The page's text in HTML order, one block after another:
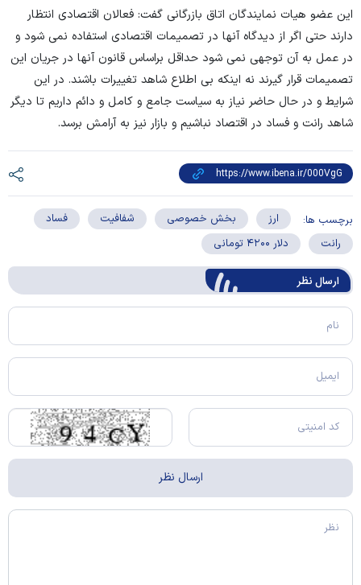
این عضو هیات نمایندگان اتاق بازرگانی گفت: فعالان اقتصادی انتظار
دارند حتی اگر از دیدگاه آنها در تصمیمات اقتصادی استفاده نمی شود و
در عمل به آن توجهی نمی شود حداقل براساس قانون آنها در جریان این
تصمیمات قرار گیرند نه اینکه بی اطلاع شاهد تغییرات باشند. در این
شرایط و در حال حاضر نیاز به سیاست جامع و کامل و دائم داریم تا دیگر
شاهد رانت و فساد در اقتصاد نباشیم و بازار نیز به آرامش برسد.
برچسب ها: ارز بخش خصوصی شفافیت
فساد
رانت
دلار ۴۲۰۰ تومانی
ارسال‌ نظر